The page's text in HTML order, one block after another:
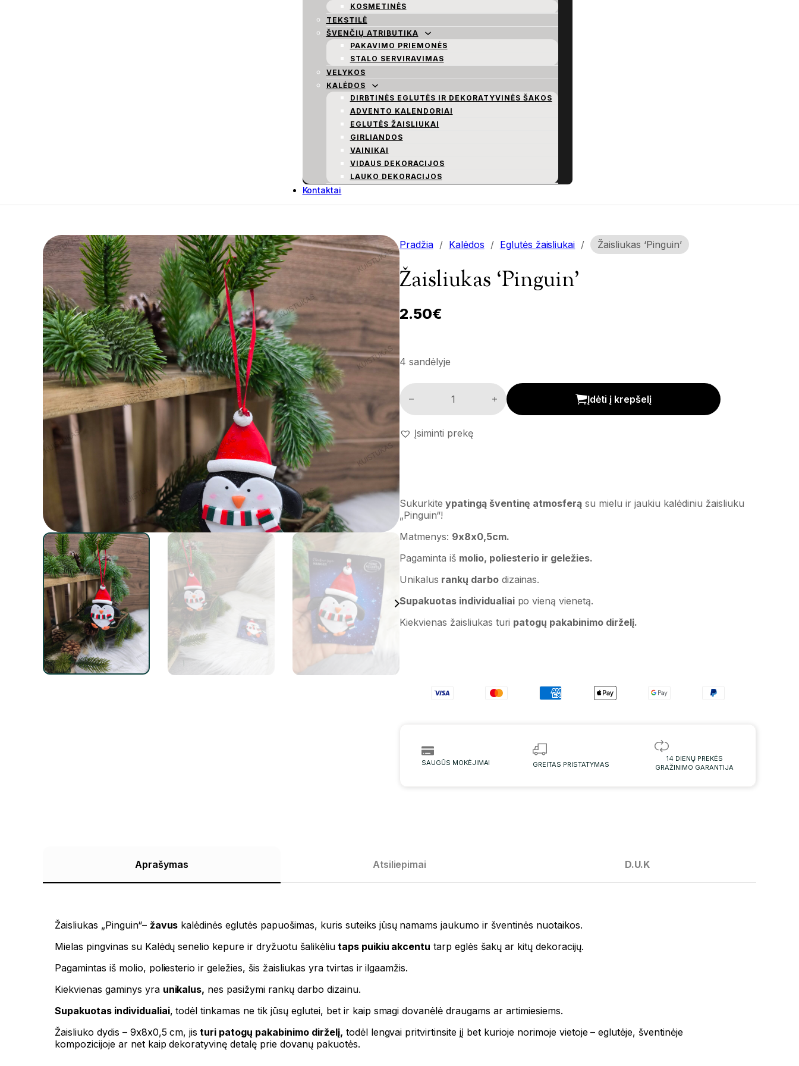
KOSMETINĖS
TEKSTILĖ
ŠVENČIŲ ATRIBUTIKA
PAKAVIMO PRIEMONĖS
STALO SERVIRAVIMAS
VELYKOS
KALĖDOS
DIRBTINĖS EGLUTĖS IR DEKORATYVINĖS ŠAKOS
ADVENTO KALENDORIAI
EGLUTĖS ŽAISLIUKAI
GIRLIANDOS
VAINIKAI
VIDAUS DEKORACIJOS
LAUKO DEKORACIJOS
Kontaktai
Pradžia / Kalėdos / Eglutės žaisliukai / Žaisliukas ‘Pinguin’
Žaisliukas ‘Pinguin’
2.50€
4 sandėlyje
Žaisliukas 'Pinguin' kiekis
Įdėti į krepšelį
Įsiminti prekę
Sukurkite ypatingą šventinę atmosferą su mielu ir jaukiu kalėdiniu žaisliuku
„Pinguin“!
Matmenys: 9x8x0,5cm.
Pagaminta iš molio, poliesterio ir geležies.
Unikalus rankų darbodizainas.
Supakuotas individualiaipo vieną vienetą.
Kiekvienas žaisliukas turi patogų pakabinimo dirželį.
SAUGŪS MOKĖJIMAI GREITAS PRISTATYMAS
14 DIENŲ PREKĖS
GRAŽINIMO GARANTIJA
Aprašymas Atsiliepimai D.U.K
Žaisliukas „Pinguin“– žavus kalėdinės eglutės papuošimas, kuris suteiks jūsų namams jaukumo ir šventinės nuotaikos.
Mielas pingvinas su Kalėdų senelio kepure ir dryžuotu šalikėliutaps puikiu akcentu tarp eglės šakų ar kitų dekoracijų.
Pagamintas iš molio, poliesterio ir geležies, šis žaisliukas yra tvirtas ir ilgaamžis.
Kiekvienas gaminys yra unikalus, nes pasižymi rankų darbo dizainu.
Supakuotas individualiai, todėl tinkamas ne tik jūsų eglutei, bet ir kaip smagi dovanėlė draugams ar artimiesiems.
Žaisliuko dydis – 9x8x0,5 cm, jis turi patogų pakabinimo dirželį, todėl lengvai pritvirtinsite jį bet kurioje norimoje vietoje – eglutėje, šventinėje
kompozicijoje ar net kaip dekoratyvinę detalę prie dovanų pakuotės.